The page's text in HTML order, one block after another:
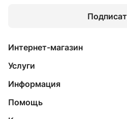
Интернет-магазин
Услуги
Информация
Помощь